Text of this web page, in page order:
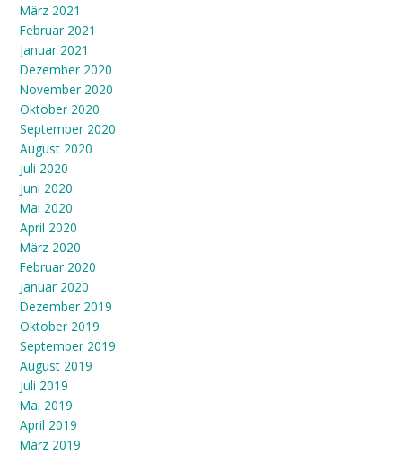
März 2021
Februar 2021
Januar 2021
Dezember 2020
November 2020
Oktober 2020
September 2020
August 2020
Juli 2020
Juni 2020
Mai 2020
April 2020
März 2020
Februar 2020
Januar 2020
Dezember 2019
Oktober 2019
September 2019
August 2019
Juli 2019
Mai 2019
April 2019
März 2019